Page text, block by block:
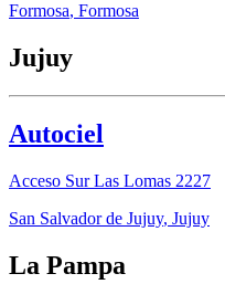
Formosa, Formosa
Jujuy
Autociel
Acceso Sur Las Lomas 2227
San Salvador de Jujuy, Jujuy
La Pampa